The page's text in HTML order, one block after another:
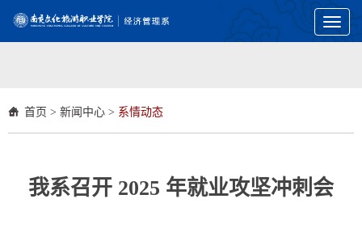
Toggle
首页 > 新闻中心 > 系情动态
我系召开 2025 年就业攻坚冲刺会